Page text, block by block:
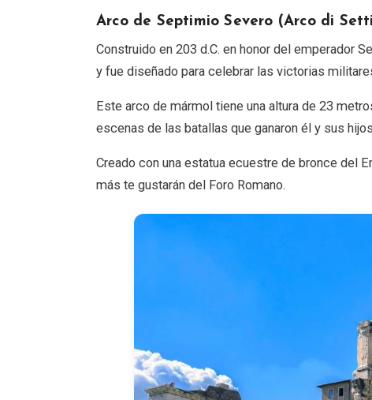
Arco de Septimio Severo (Arco di
Construido en 203 d.C. en honor del emperador
y fue diseñado para celebrar las victorias
Este arco de mármol tiene una altura de 23
escenas de las batallas que ganaron él y sus
Creado con una estatua ecuestre de bronce del
más te gustarán del Foro Romano.